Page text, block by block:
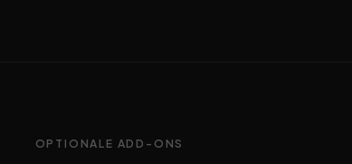
OPTIONALE ADD-ONS